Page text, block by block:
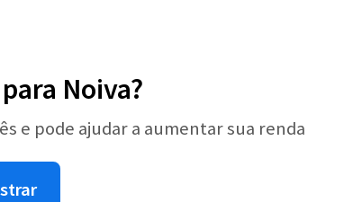
Noiva?
e pode ajudar a aumentar sua renda